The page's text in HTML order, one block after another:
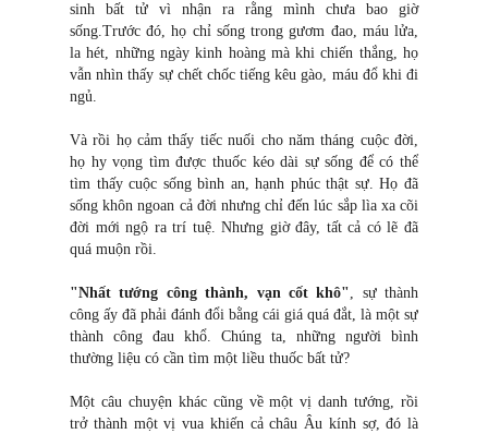
sinh bất tử vì nhận ra rằng mình chưa bao giờ
sống.Trước đó, họ chỉ sống trong gươm đao, máu lửa,
la hét, những ngày kinh hoàng mà khi chiến thắng, họ
vẫn nhìn thấy sự chết chốc tiếng kêu gào, máu đổ khi đi
ngủ.
Và rồi họ cảm thấy tiếc nuối cho năm tháng cuộc đời,
họ hy vọng tìm được thuốc kéo dài sự sống để có thể
tìm thấy cuộc sống bình an, hạnh phúc thật sự. Họ đã
sống khôn ngoan cả đời nhưng chỉ đến lúc sắp lìa xa cõi
đời mới ngộ ra trí tuệ. Nhưng giờ đây, tất cả có lẽ đã
quá muộn rồi.
"Nhất tướng công thành, vạn cốt khô", sự thành
công ấy đã phải đánh đổi bằng cái giá quá đắt, là một sự
thành công đau khổ. Chúng ta, những người bình
thường liệu có cần tìm một liều thuốc bất tử?
Một câu chuyện khác cũng về một vị danh tướng, rồi
trở thành một vị vua khiến cả châu Âu kính sợ, đó là